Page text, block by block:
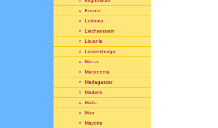
» Kosovo
» Lettonia
» Liechtenstein
» Lituania
» Lussemburgo
» Macao
» Macedonia
» Madagascar
» Madeira
» Malta
» Man
» Mayotte